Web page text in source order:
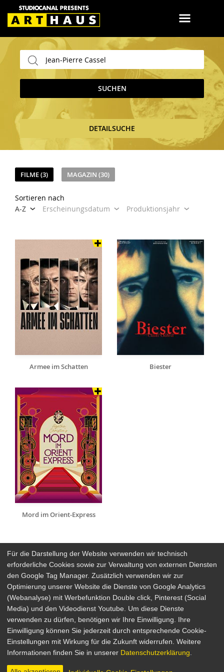
SUCHEN
DETAILSUCHE
FILME (3) MAGAZIN (30)
Sortieren nach
A-Z
Erscheinungsdatum Produktionsjahr
Armee im Schatten Biester
Mord im Orient-Express
Arthaus Stores
Social Media
Detailsuche
Newsletter
Über Arthaus
Impressum
Datenschutz
AGB
Für die Darstellung der Website verwenden wir technisch
erforderliche Cookies sowie zur Verwaltung von externen Diensten
den Google Tag Manager. Zusätzlich verwenden wir zur
Optimierung unserer Website die Dienste von Google Analytics
(Webanalyse) mit Werbefunktion Double click, Pinterest (Social
Media) und den Videodienst Youtube. Um diese Dienste
verwenden zu dürfen, benötigen wir Ihre Einwilligung. Ihre
Einwilligung können Sie jederzeit durch entsprechende Cookie-
Einstellungen mit Wirkung für die Zukunft widerrufen. Weitere
Informationen finden Sie in unserer Datenschutzerklärung